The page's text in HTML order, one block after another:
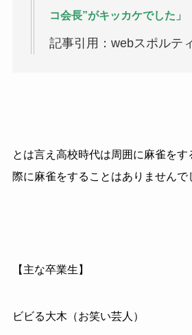
コ会長”がキッカケでした」
記事引用：webスポルテ
とは言え高校時代は周囲に麻雀を
際に麻雀をすることはありませんで
【主な卒業生】
ビビる大木（お笑い芸人）